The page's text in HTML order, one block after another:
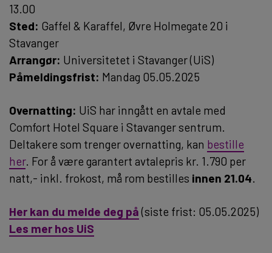
13.00
Sted: Gaffel & Karaffel, Øvre Holmegate 20 i
Stavanger
Arrangør: Universitetet i Stavanger (UiS)
Påmeldingsfrist: Mandag 05.05.2025
Overnatting: UiS har inngått en avtale med
Comfort Hotel Square i Stavanger sentrum.
Deltakere som trenger overnatting, kan bestille
her. For å være garantert avtalepris kr. 1.790 per
natt,- inkl. frokost, må rom bestilles innen 21.04.
Her kan du melde deg på(siste frist: 05.05.2025)
Les mer hos UiS